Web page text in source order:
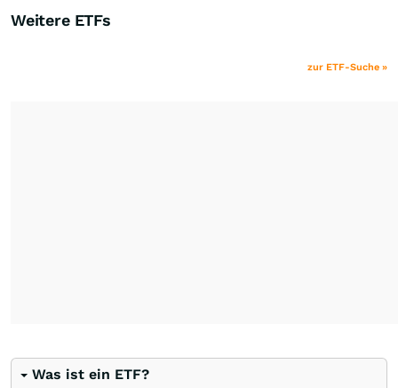
Weitere ETFs
zur ETF-Suche »
Was ist ein ETF?